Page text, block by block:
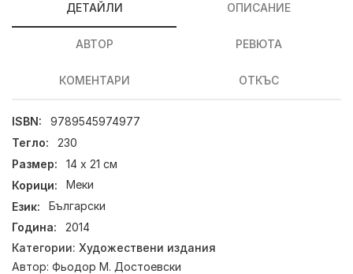
ДЕТАЙЛИ ОПИСАНИЕ
АВТОР РЕВЮТА
КОМЕНТАРИ ОТКЪС
ISBN:
9789545974977
Тегло:
230
Размер:
14 х 21 см
Корици:
Меки
Език:
Български
Година:
2014
Категории: Художествени издания
Автор: Фьодор М. Достоевски